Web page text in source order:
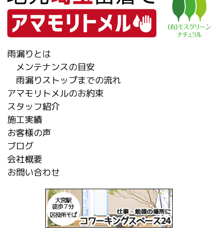
雨漏りとは
メンテナンスの目安
雨漏りストップまでの流れ
アマモリトメルのお約束
スタッフ紹介
施工実績
お客様の声
ブログ
会社概要
お問い合わせ